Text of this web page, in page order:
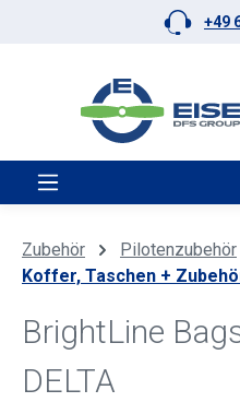
Zum Hauptinhalt springen+49
Zubehör
Pilotenzubehör
Koffer, Taschen +
BrightLine
DELTA